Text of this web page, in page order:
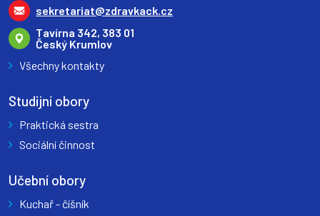
sekretariat@zdravkack.cz
Tavírna 342, 383 01
Český Krumlov
Všechny kontakty
Studijní obory
Praktická sestra
Sociální činnost
Učební obory
Kuchař - číšník